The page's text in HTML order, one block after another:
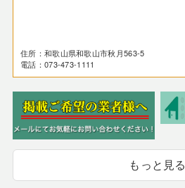
住所：和歌山県和歌山市秋月563-5
電話：073-473-1111
もっと見る